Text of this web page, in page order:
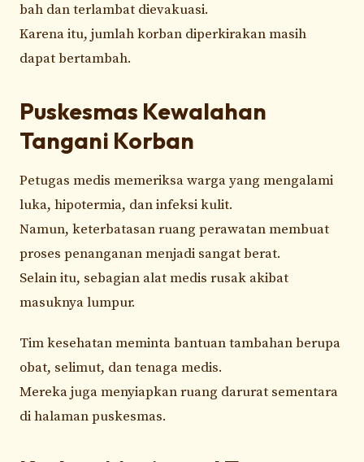
bah dan terlambat dievakuasi.
Karena itu, jumlah korban diperkirakan masih
dapat bertambah.
Puskesmas Kewalahan
Tangani Korban
Petugas medis memeriksa warga yang mengalami
luka, hipotermia, dan infeksi kulit.
Namun, keterbatasan ruang perawatan membuat
proses penanganan menjadi sangat berat.
Selain itu, sebagian alat medis rusak akibat
masuknya lumpur.
Tim kesehatan meminta bantuan tambahan berupa
obat, selimut, dan tenaga medis.
Mereka juga menyiapkan ruang darurat sementara
di halaman puskesmas.